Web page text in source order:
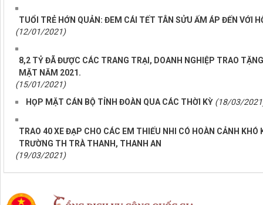
TUỔI TRẺ HỚN QUẢN: ĐEM CÁI TẾT TÂN SỬU ẤM ÁP ĐẾN VỚI
(12/01/2021)
8,2 TỶ ĐÃ ĐƯỢC CÁC TRANG TRẠI, DOANH NGHIỆP TRAO
MẶT NĂM 2021.
(15/01/2021)
HỌP MẶT CÁN BỘ TỈNH ĐOÀN QUA CÁC THỜI KỲ (18/03/
TRAO 40 XE ĐẠP CHO CÁC EM THIẾU NHI CÓ HOÀN CẢNH KHÓ
TRƯỜNG TH TRÀ THANH, THANH AN
(19/03/2021)